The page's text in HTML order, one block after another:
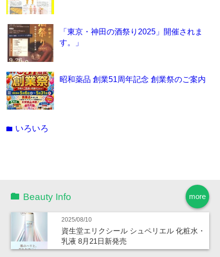
「東京・神田の酒祭り2025」開催されま
す。」
昭和薬品 創業51周年記念 創業祭のご案内
folder いろいろ
more
Beauty Info
2025/08/10
資生堂エリクシール シュペリエル 化粧水・
乳液 8月21日新発売